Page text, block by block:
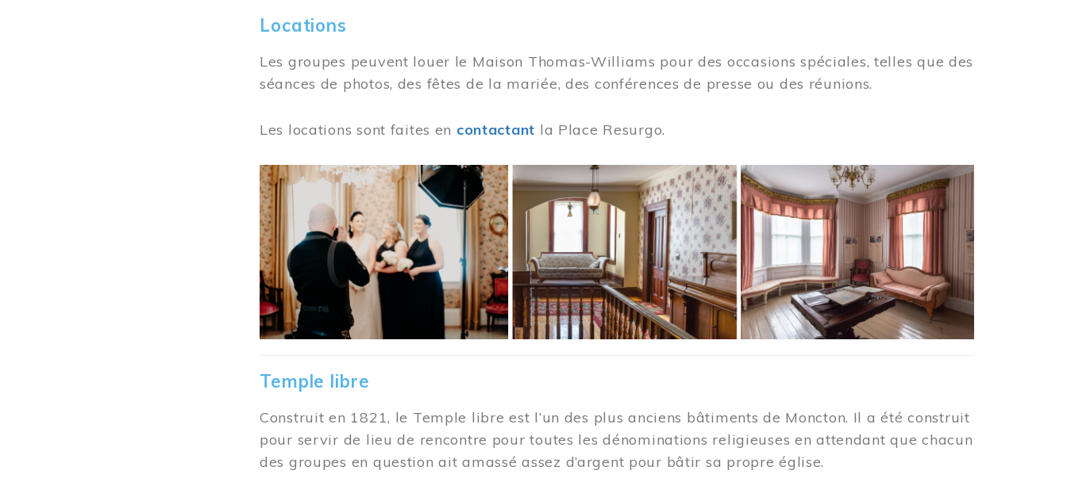
Locations
Les groupes peuvent louer le Maison Thomas-Williams pour des occasions spéciales, telles que des
séances de photos, des fêtes de la mariée, des conférences de presse ou des réunions.
Les locations sont faites en contactant la Place Resurgo.
Image
Temple libre
Construit en 1821, le Temple libre est l’un des plus anciens bâtiments de Moncton. Il a été construit
pour servir de lieu de rencontre pour toutes les dénominations religieuses en attendant que chacun
des groupes en question ait amassé assez d’argent pour bâtir sa propre église.